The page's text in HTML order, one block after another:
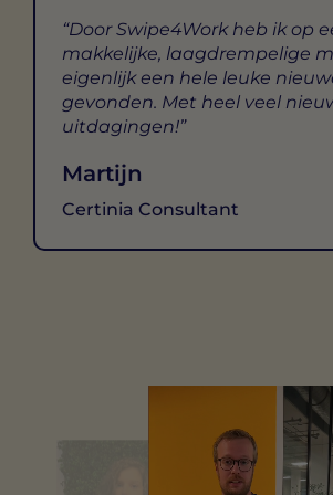
Door Swipe4Work heb ik op
makkelijke, laagdrempelige
eigenlijk een hele leuke
gevonden. Met heel veel
uitdagingen!
Martijn
Certinia Consultant